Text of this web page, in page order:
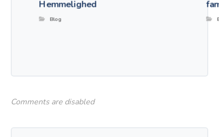
Hemmelighed
Blog
Comments are disabled